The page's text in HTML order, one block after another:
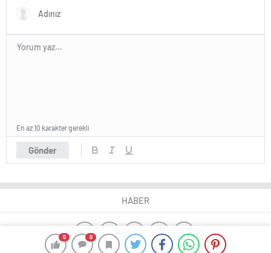
0 0
Gönder
En az 10 karakter gerekli
HABER